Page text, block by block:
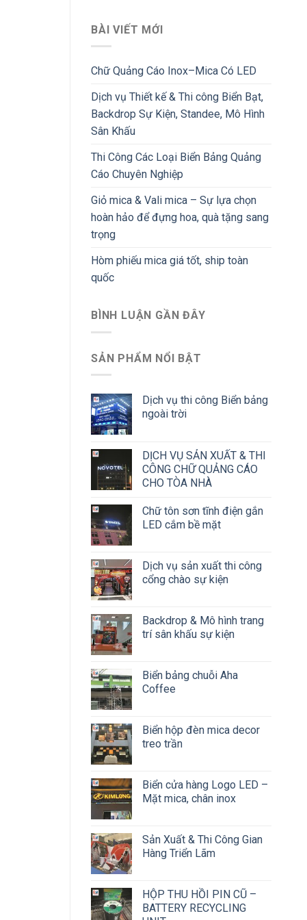
BÀI VIẾT MỚI
Chữ Quảng Cáo Inox–Mica Có LED
Dịch vụ Thiết kế & Thi công Biển Bạt,
Backdrop Sự Kiện, Standee, Mô Hình
Sân Khấu
Thi Công Các Loại Biển Bảng Quảng
Cáo Chuyên Nghiệp
Giỏ mica & Vali mica – Sự lựa chọn
hoàn hảo để đựng hoa, quà tặng sang
trọng
Hòm phiếu mica giá tốt, ship toàn
quốc
BÌNH LUẬN GẦN ĐÂY
SẢN PHẨM NỔI BẬT
Dịch vụ thi công Biển bảng
ngoài trời
DỊCH VỤ SẢN XUẤT & THI
CÔNG CHỮ QUẢNG CÁO
CHO TÒA NHÀ
Chữ tôn sơn tĩnh điện gắn
LED cắm bề mặt
Dịch vụ sản xuất thi công
cổng chào sự kiện
Backdrop & Mô hình trang
trí sân khấu sự kiện
Biển bảng chuỗi Aha
Coffee
Biển hộp đèn mica decor
treo trần
Biển cửa hàng Logo LED –
Mặt mica, chân inox
Sản Xuất & Thi Công Gian
Hàng Triển Lãm
HỘP THU HỒI PIN CŨ –
BATTERY RECYCLING